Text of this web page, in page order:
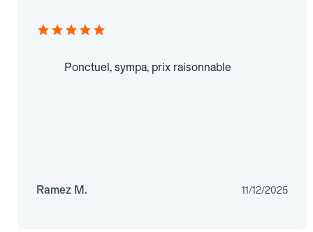
Ponctuel, sympa, prix raisonnable
Ramez M. 11/12/2025